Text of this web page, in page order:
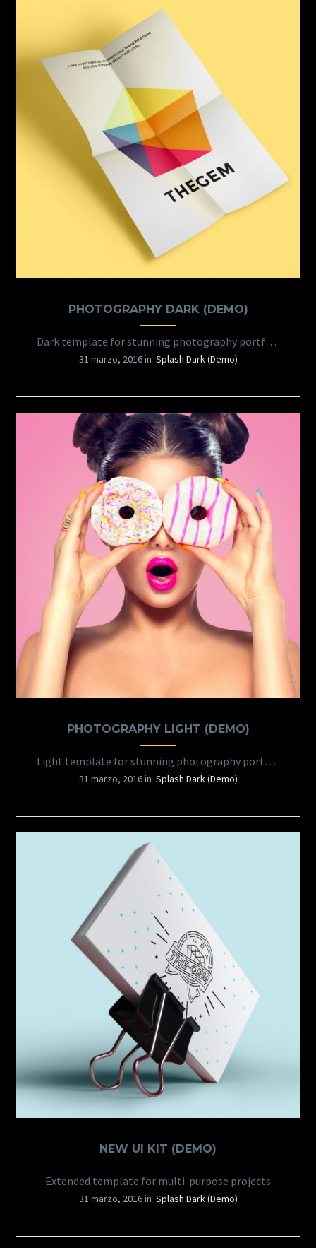
PHOTOGRAPHY DARK (DEMO)
Dark template for stunning photography portfolio page
31 marzo, 2016 in Splash Dark (Demo)
PHOTOGRAPHY LIGHT (DEMO)
Light template for stunning photography portfolio page
31 marzo, 2016 in Splash Dark (Demo)
NEW UI KIT (DEMO)
Extended template for multi-purpose projects
31 marzo, 2016 in Splash Dark (Demo)